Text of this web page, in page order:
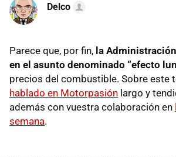
Delco
Parece que, por fin, la
en el asunto denominado “efecto
precios del combustible. Sobre este
hablado en Motorpasión largo y
además con vuestra colaboración en
semana.